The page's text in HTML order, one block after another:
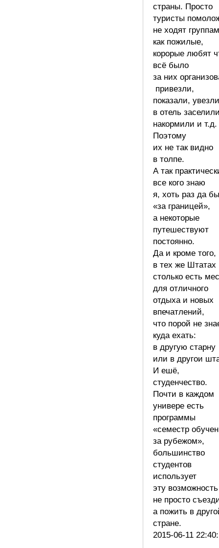
страны. Просто
туристы
не ходят
как пожилые,
корорые любят
всё было
за них
привезли,
показали,
в отель
накормили и т.д.
Поэтому
их не так видно
в толпе.
А так
все кого знаю
я, хоть раз да
«за границей»,
а некоторые
путешествуют
постоянно.
Да и кроме того,
в тех же Штатах
столько есть
для отличного
отдыха и новых
впечатлений,
что порой не
куда ехать:
в другую старну
или в другои
И ешё,
студенчество.
Почти в каждом
универе есть
программы
«семестр
за рубежом»,
большинство
студентов
использует
эту возможность
не просто
а пожить в
стране.
2015-06-11